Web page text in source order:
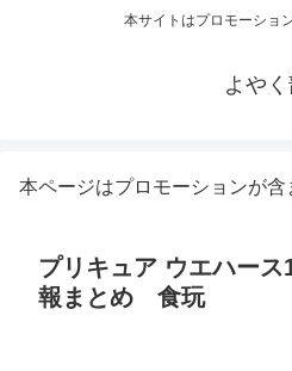
本サイトはプロモーショ
よや
本ページはプロモーションが含
プリキュア ウエハー
報まとめ 食玩